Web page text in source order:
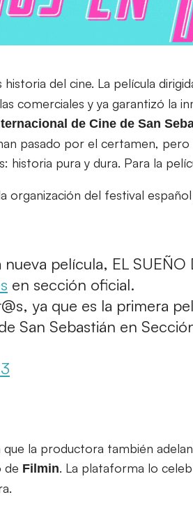
historia del cine. La película
comerciales y ya garantizó la
de Cine de San
pasado por el certamen,
historia pura y dura. Para la
organización del festival
nueva película, EL
en sección oficial.
ya que es la primera
San Sebastián en
que la productora también
de Filmin. La plataforma lo